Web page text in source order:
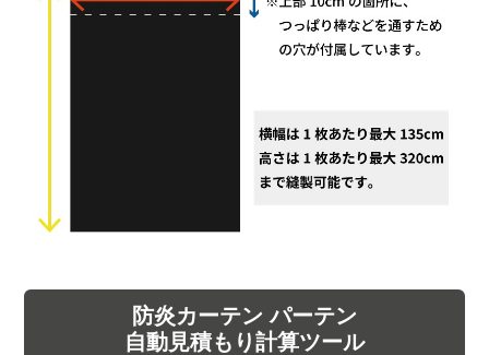
防炎カーテン パーテン
自動見積もり計算ツール